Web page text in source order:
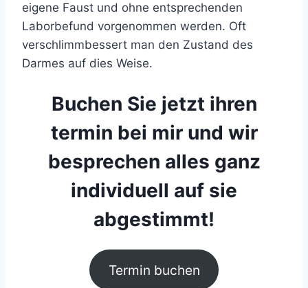
eigene Faust und ohne entsprechenden
Laborbefund vorgenommen werden. Oft
verschlimmbessert man den Zustand des
Darmes auf dies Weise.
Buchen Sie jetzt ihren
termin bei mir und wir
besprechen alles ganz
individuell auf sie
abgestimmt!
Termin buchen